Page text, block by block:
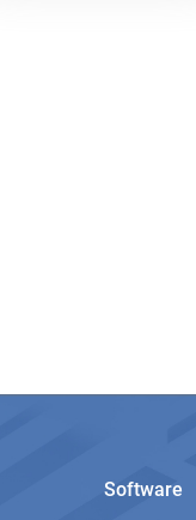
Software